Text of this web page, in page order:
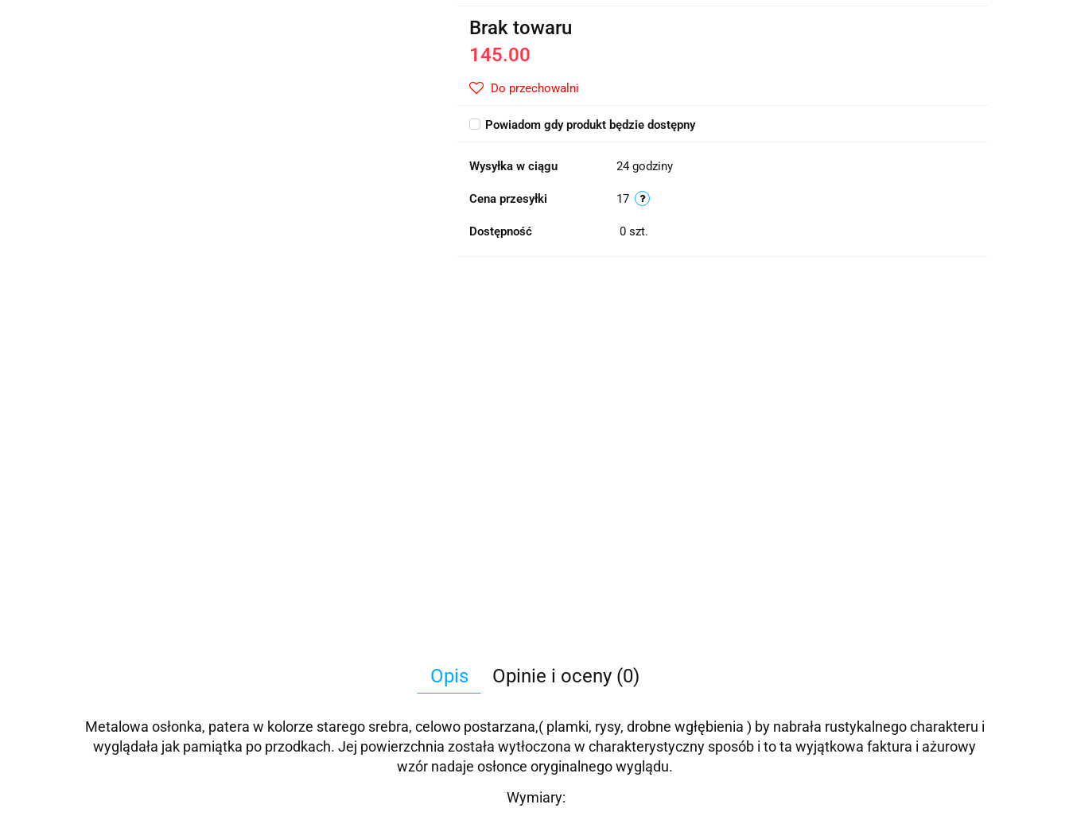
Brak towaru
145.00
Do przechowalni
Powiadom gdy produkt będzie dostępny
Wysyłka w ciągu 24 godziny
Cena przesyłki 17
Dostępność 0 szt.
Opis Opinie i oceny (0)
Metalowa osłonka, patera w kolorze starego srebra, celowo postarzana,( plamki, rysy, drobne wgłębienia ) by nabrała rustykalnego charakteru i
wyglądała jak pamiątka po przodkach. Jej powierzchnia została wytłoczona w charakterystyczny sposób i to ta wyjątkowa faktura i ażurowy
wzór nadaje osłonce oryginalnego wyglądu.
Wymiary: